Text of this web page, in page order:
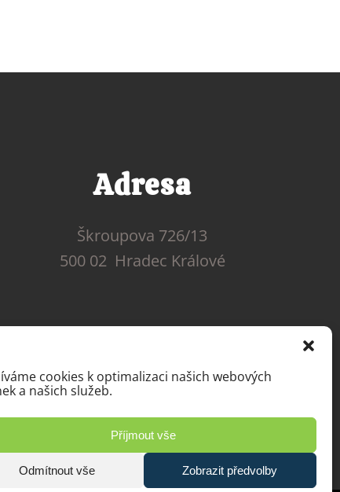
cookies k optimalizaci našich webových
a našich služeb.
Příjmout vše
Odmítnout vše Zobrazit předvolby
Adresa
Škroupova 726/13
500 02 Hradec Králové